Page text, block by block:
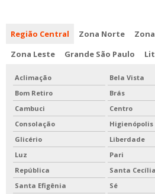
Região Central Zona Norte
Zona Leste
Grande São Paulo
Aclimação
Bela Vista
Bom Retiro
Brás
Cambuci
Centro
Consolação
Higienópolis
Glicério
Liberdade
Luz
Pari
República
Santa Cecília
Santa Efigênia
Sé